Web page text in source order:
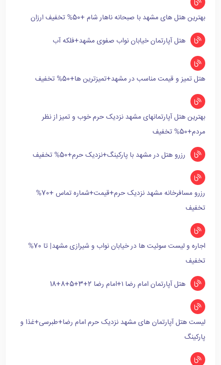
بهترین هتل های مشهد با صبحانه ناهار شام +50% تخفیف ارزان
هتل آپارتمان خیابان نواب صفوی مشهد+فلکه آب
هتل تمیز و قیمت مناسب در مشهد+تمیزترین ها+50% تخفیف
بهترین هتل آپارتمانهای مشهد نزدیک حرم خوب و تمیز از نظر
مردم+50% تخفیف
رزرو هتل در مشهد با پارکینگ+نزدیک حرم+50% تخفیف
رزرو مسافرخانه مشهد نزدیک حرم+قیمت+شماره تماس +70%
تخفیف
اجاره و لیست سوئیت ها در خیابان نواب و شیرازی مشهد| تا 70%
تخفیف
هتل آپارتمان امام رضا ۱+امام رضا 2+3+5+8+18
لیست هتل آپارتمان های مشهد نزدیک حرم امام رضا+طبرسی+غذا و
پارکینگ